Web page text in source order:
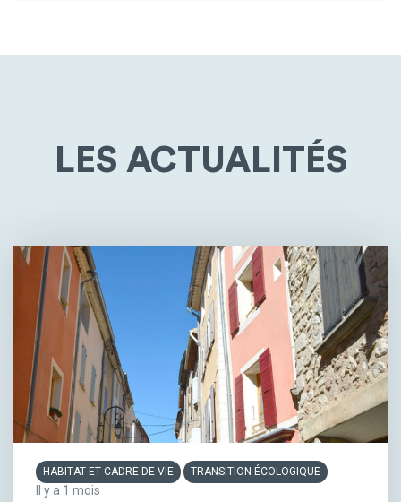
LES ACTUALITÉS
HABITAT ET CADRE DE VIE TRANSITION ÉCOLOGIQUE
Il y a 1 mois